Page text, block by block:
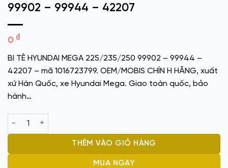
99902 – 99944 – 42207
0 ₫
BI TÊ HYUNDAI MEGA 225/235/250 99902 – 99944 –
42207 – mã 1016723799. OEM/MOBIS CHÍN H HÃNG, xuất
xứ Hàn Quốc, xe Hyundai Mega. Giao toàn quốc, bảo
hành…
BI TÊ HYUNDAI MEGA 225/235/250 99902 - 99944 - 42207 số
THÊM VÀO GIỎ HÀNG
MUA NGAY